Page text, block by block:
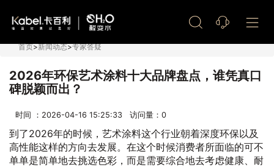
首页>新闻动态>专家答疑
2026年环保艺术涂料十大品牌盘点，谁凭真口
碑脱颖而出？
时间 ：2026-04-16 15:25:33 访问量： 0
到了2026年的时候，艺术涂料这个行业朝着深度环保以及
高性能这样的方向去发展。在这个时候消费者所面临的可不
单单是简单地去挑选色彩，而是需要综合地去考虑健康、耐